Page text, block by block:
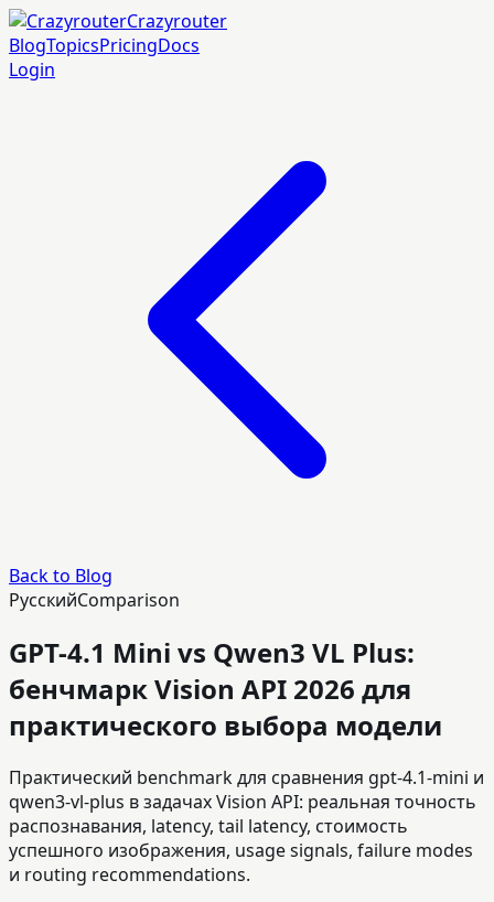
Crazyrouter
BlogTopicsPricingDocs
Login
Back to Blog
РусскийComparison
GPT-4.1 Mini vs Qwen3 VL Plus:
бенчмарк Vision API 2026 для
практического выбора модели
Практический benchmark для сравнения gpt-4.1-mini и
qwen3-vl-plus в задачах Vision API: реальная точность
распознавания, latency, tail latency, стоимость
успешного изображения, usage signals, failure modes
и routing recommendations.